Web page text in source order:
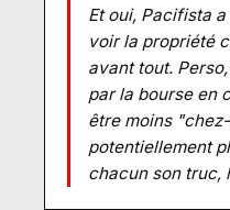
Et oui, Pacifista
voir la propriété
avant tout.
par la bourse en
être moins
potentiellement
chacun son truc,